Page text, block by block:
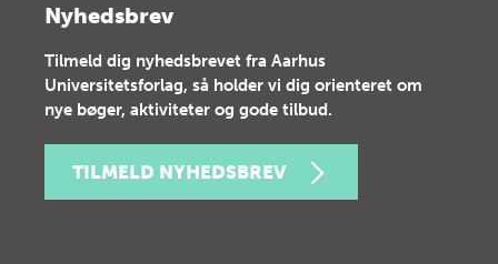
Nyhedsbrev
Tilmeld dig nyhedsbrevet fra Aarhus
Universitetsforlag, så holder vi dig orienteret om
nye bøger, aktiviteter og gode tilbud.
TILMELD NYHEDSBREV